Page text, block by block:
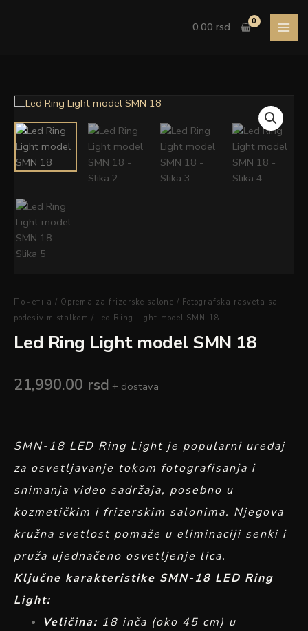
0.00 rsd
Почетна / Oprema za frizerske salone / Fotografska rasveta sa
podesivim stalkom / Led Ring Light model SMN 18
Led Ring Light model SMN 18
21,990.00 rsd + dostava
SMN-18 LED Ring Light je popularni uređaj
za osvetljavanje tokom fotografisanja i
snimanja video sadržaja, posebno u
kozmetičkim i frizerskim salonima. Njegova
kružna svetlost pomaže u eliminaciji senki i
pruža ujednačeno osvetljenje lica.
Ključne karakteristike SMN-18 LED Ring
Light:
Veličina: 18 inča (oko 45 cm) u
Led
Light
model
SMN
količina